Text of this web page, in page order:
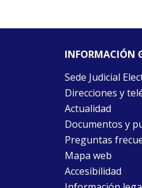
INFORMACIÓN
Sede Judicial
Direcciones y
Actualidad
Documentos y
Preguntas
Mapa web
Accesibilidad